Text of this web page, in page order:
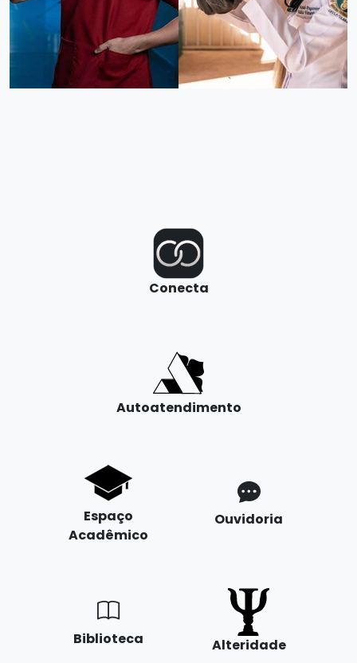
Conecta
Autoatendimento
Espaço
Acadêmico
Ouvidoria
Biblioteca Alteridade